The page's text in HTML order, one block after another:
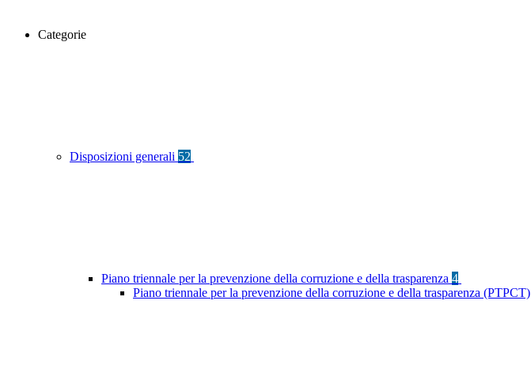
Categorie
Disposizioni generali 52
Piano triennale per la prevenzione della corruzione e della trasparenza 4
Piano triennale per la prevenzione della corruzione e della trasparenza (PTPCT)